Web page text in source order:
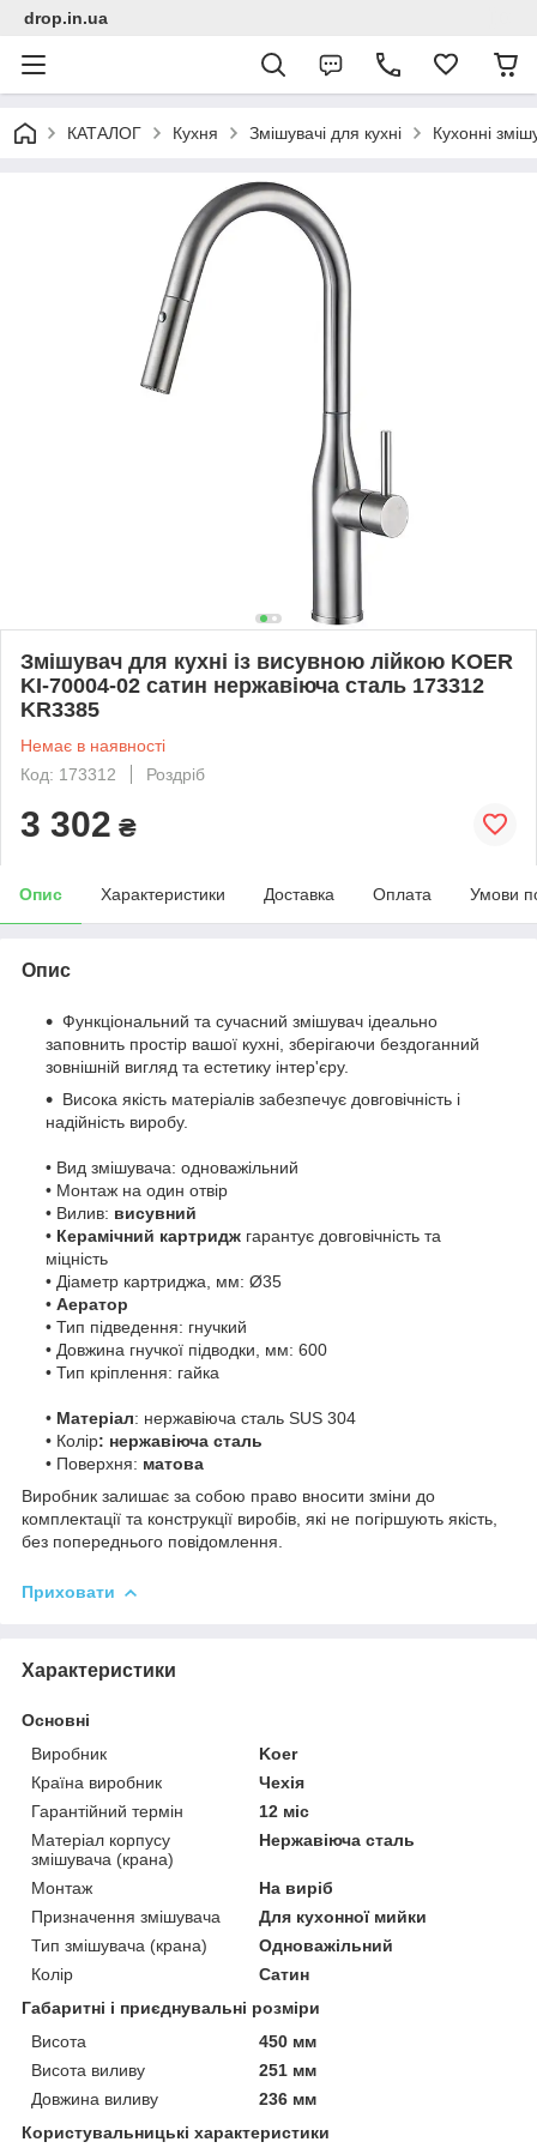
drop.in.ua
КАТАЛОГ Кухня Змішувачі для кухні Кухонні
Змішувач для кухні із висувною лійкою KOER
KI-70004-02 сатин нержавіюча сталь 173312
KR3385
Немає в наявності
Код: 173312
Роздріб
3 302 ₴
Опис Характеристики Доставка Оплата Умови
Опис
Функціональний та сучасний змішувач ідеально
заповнить простір вашої кухні, зберігаючи бездоганний
зовнішній вигляд та естетику інтер'єру.
Висока якість матеріалів забезпечує довговічність і
надійність виробу.
• Вид змішувача: одноважільний
• Монтаж на один отвір
• Вилив: висувний
• Керамічний картридж гарантує довговічність та
міцність
• Діаметр картриджа, мм: Ø35
• Аератор
• Тип підведення: гнучкий
• Довжина гнучкої підводки, мм: 600
• Тип кріплення: гайка
• Матеріал: нержавіюча сталь SUS 304
• Колір: нержавіюча сталь
• Поверхня: матова
Виробник залишає за собою право вносити зміни до
комплектації та конструкції виробів, які не погіршують якість,
без попереднього повідомлення.
Приховати
Характеристики
Основні
Виробник
Koer
Країна виробник
Чехія
Гарантійний термін
12 міс
Матеріал корпусу
змішувача (крана)
Нержавіюча сталь
Монтаж
На виріб
Призначення змішувача
Для кухонної мийки
Тип змішувача (крана)
Одноважільний
Колір
Сатин
Габаритні і приєднувальні розміри
Висота
450 мм
Висота виливу
251 мм
Довжина виливу
236 мм
Користувальницькі характеристики